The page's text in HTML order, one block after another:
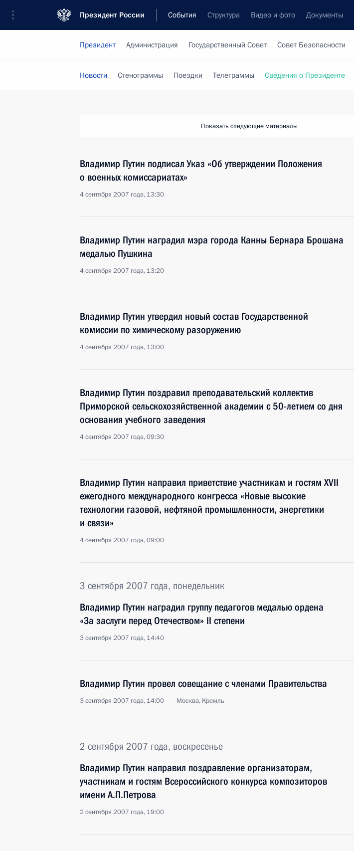
Президент России События Структура Видео и фото Документы
Президент Администрация Государственный Совет Совет Безопасности
Новости Стенограммы Поездки Телеграммы Сведения о Президенте
Показать следующие материалы
Владимир Путин подписал Указ «Об утверждении Положения
о военных комиссариатах»
4 сентября 2007 года, 13:30
Владимир Путин наградил мэра города Канны Бернара Брошана
медалью Пушкина
4 сентября 2007 года, 13:20
Владимир Путин утвердил новый состав Государственной
комиссии по химическому разоружению
4 сентября 2007 года, 13:00
Владимир Путин поздравил преподавательский коллектив
Приморской сельскохозяйственной академии с 50-летием со дня
основания учебного заведения
4 сентября 2007 года, 09:30
Владимир Путин направил приветствие участникам и гостям XVII
ежегодного международного конгресса «Новые высокие
технологии газовой, нефтяной промышленности, энергетики
и связи»
4 сентября 2007 года, 09:00
3 сентября 2007 года, понедельник
Владимир Путин наградил группу педагогов медалью ордена
«За заслуги перед Отечеством» II степени
3 сентября 2007 года, 14:40
Владимир Путин провел совещание с членами Правительства
3 сентября 2007 года, 14:00 Москва, Кремль
2 сентября 2007 года, воскресенье
Владимир Путин направил поздравление организаторам,
участникам и гостям Всероссийского конкурса композиторов
имени А.П.Петрова
2 сентября 2007 года, 19:00